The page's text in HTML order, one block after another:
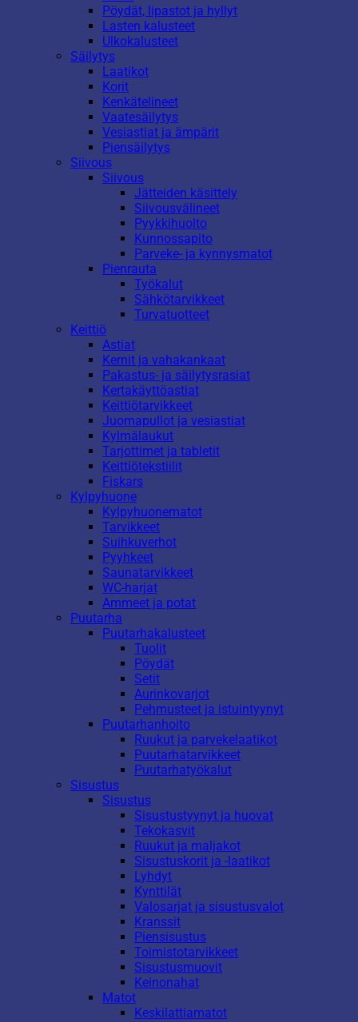
Pöydät, lipastot ja hyllyt
Lasten kalusteet
Ulkokalusteet
Säilytys
Laatikot
Korit
Kenkätelineet
Vaatesäilytys
Vesiastiat ja ämpärit
Piensäilytys
Siivous
Siivous
Jätteiden käsittely
Siivousvälineet
Pyykkihuolto
Kunnossapito
Parveke- ja kynnysmatot
Pienrauta
Työkalut
Sähkötarvikkeet
Turvatuotteet
Keittiö
Astiat
Kernit ja vahakankaat
Pakastus- ja säilytysrasiat
Kertakäyttöastiat
Keittiötarvikkeet
Juomapullot ja vesiastiat
Kylmälaukut
Tarjottimet ja tabletit
Keittiötekstiilit
Fiskars
Kylpyhuone
Kylpyhuonematot
Tarvikkeet
Suihkuverhot
Pyyhkeet
Saunatarvikkeet
WC-harjat
Ammeet ja potat
Puutarha
Puutarhakalusteet
Tuolit
Pöydät
Setit
Aurinkovarjot
Pehmusteet ja istuintyynyt
Puutarhanhoito
Ruukut ja parvekelaatikot
Puutarhatarvikkeet
Puutarhatyökalut
Sisustus
Sisustus
Sisustustyynyt ja huovat
Tekokasvit
Ruukut ja maljakot
Sisustuskorit ja -laatikot
Lyhdyt
Kynttilät
Valosarjat ja sisustusvalot
Kranssit
Piensisustus
Toimistotarvikkeet
Sisustusmuovit
Keinonahat
Matot
Keskilattiamatot